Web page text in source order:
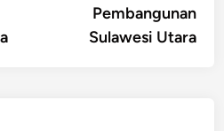
Pembangunan
Sulawesi Utara